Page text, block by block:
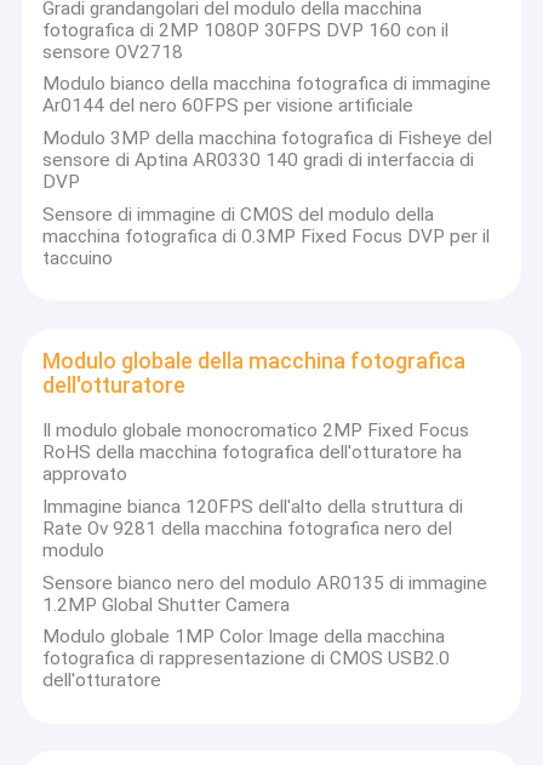
Gradi grandangolari del modulo della macchina
fotografica di 2MP 1080P 30FPS DVP 160 con il
sensore OV2718
Modulo bianco della macchina fotografica di immagine
Ar0144 del nero 60FPS per visione artificiale
Modulo 3MP della macchina fotografica di Fisheye del
sensore di Aptina AR0330 140 gradi di interfaccia di
DVP
Sensore di immagine di CMOS del modulo della
macchina fotografica di 0.3MP Fixed Focus DVP per il
taccuino
Modulo globale della macchina fotografica
dell'otturatore
Il modulo globale monocromatico 2MP Fixed Focus
RoHS della macchina fotografica dell'otturatore ha
approvato
Immagine bianca 120FPS dell'alto della struttura di
Rate Ov 9281 della macchina fotografica nero del
modulo
Sensore bianco nero del modulo AR0135 di immagine
1.2MP Global Shutter Camera
Modulo globale 1MP Color Image della macchina
fotografica di rappresentazione di CMOS USB2.0
dell'otturatore